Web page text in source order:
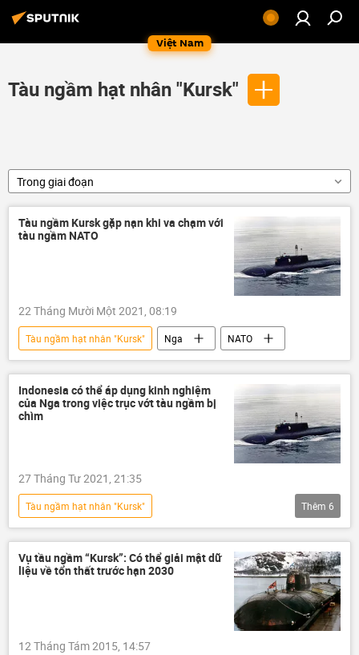
Việt Nam
Tàu ngầm hạt nhân "Kursk"
Trong giai đoạn
Tàu ngầm Kursk gặp nạn khi va chạm với
tàu ngầm NATO
22 Tháng Mười Một 2021, 08:19
Tàu ngầm hạt nhân "Kursk" Nga NATO
Indonesia có thể áp dụng kinh nghiệm
của Nga trong việc trục vớt tàu ngầm bị
chìm
27 Tháng Tư 2021, 21:35
Tàu ngầm hạt nhân "Kursk"
Tàu ngầm của Hải quân Indonesia mất tích
Châu Á
Thế giới
Indonesia
Liên bang Nga
tàu ngầm
Thêm 6
Vụ tầu ngầm “Kursk”: Có thể giải mật dữ
liệu về tổn thất trước hạn 2030
12 Tháng Tám 2015, 14:57